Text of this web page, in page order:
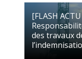
[FLASH
des travaux
[FLASH
des travaux
16/06/
[FLASH